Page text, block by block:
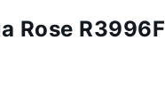
Rose R3996F